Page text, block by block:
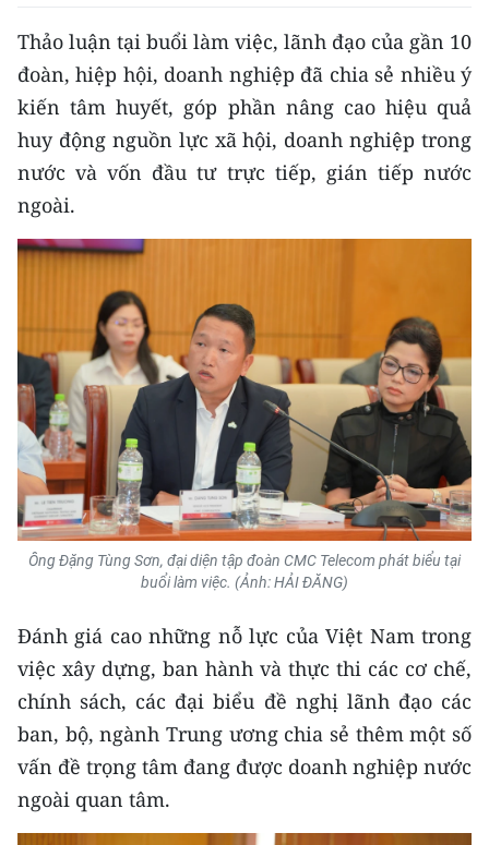
РУССКИЙ
ESPAÑOL
한국어
Thảo luận tại buổi làm việc, lãnh đạo của gần 10
đoàn, hiệp hội, doanh nghiệp đã chia sẻ nhiều ý
kiến tâm huyết, góp phần nâng cao hiệu quả
huy động nguồn lực xã hội, doanh nghiệp trong
nước và vốn đầu tư trực tiếp, gián tiếp nước
ngoài.
Ông Đặng Tùng Sơn, đại diện tập đoàn CMC Telecom phát biểu tại
buổi làm việc. (Ảnh: HẢI ĐĂNG)
Đánh giá cao những nỗ lực của Việt Nam trong
việc xây dựng, ban hành và thực thi các cơ chế,
chính sách, các đại biểu đề nghị lãnh đạo các
ban, bộ, ngành Trung ương chia sẻ thêm một số
vấn đề trọng tâm đang được doanh nghiệp nước
ngoài quan tâm.